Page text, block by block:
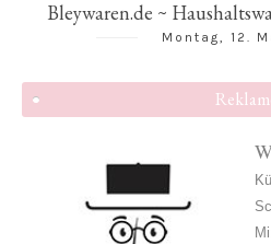
Bleywaren.de ~
Montag, 12.